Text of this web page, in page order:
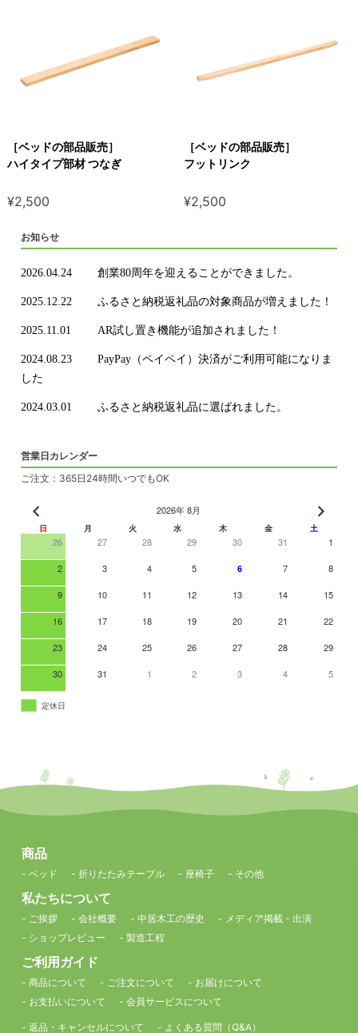
［ベッドの部品販売］
ハイタイプ部材 つなぎ
¥2,500
［ベッドの部品販売］
フットリンク
¥2,500
お知らせ
2026.04.24 創業80周年を迎えることができました。
2025.12.22 ふるさと納税返礼品の対象商品が増えました！
2025.11.01 AR試し置き機能が追加されました！
2024.08.23
PayPay（ペイペイ）決済がご利用可能になりま
した
2024.03.01 ふるさと納税返礼品に選ばれました。
営業日カレンダー
ご注文：365日24時間いつでもOK
2026年 8月
日 月 火 水 木 金 土
26 27 28 29 30 31 1
2 3 4 5 6 7 8
9 10 11 12 13 14 15
16 17 18 19 20 21 22
23 24 25 26 27 28 29
30 31 1 2 3 4 5
定休日
商品
- ベッド - 折りたたみテーブル - 座椅子 - その他
私たちについて
- ご挨拶 - 会社概要 - 中居木工の歴史
- メディア掲載・出演
- ショップレビュー
- 製造工程
ご利用ガイド
- 商品について - ご注文について
- お届けについて
- お支払いについて
- 会員サービスについて
- 返品・キャンセルについて - よくある質問（Q&A）